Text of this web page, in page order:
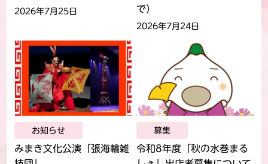
2026年7月25日
で）
2026年7月24日
お知らせ
みまき文化公演「張海輪雑
募集
令和8年度「秋の水巻まる